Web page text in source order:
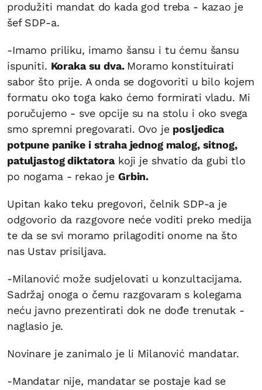
produžiti mandat do kada god treba - kazao je
šef SDP-a.
-Imamo priliku, imamo šansu i tu ćemu šansu
ispuniti. Koraka su dva. Moramo konstituirati
sabor što prije. A onda se dogovoriti u bilo kojem
formatu oko toga kako ćemo formirati vladu. Mi
poručujemo - sve opcije su na stolu i oko svega
smo spremni pregovarati. Ovo je posljedica
potpune panike i straha jednog malog, sitnog,
patuljastog diktatorakoji je shvatio da gubi tlo
po nogama - rekao je Grbin.
Upitan kako teku pregovori, čelnik SDP-a je
odgovorio da razgovore neće voditi preko medija
te da se svi moramo prilagoditi onome na što
nas Ustav prisiljava.
-Milanović može sudjelovati u konzultacijama.
Sadržaj onoga o čemu razgovaram s kolegama
neću javno prezentirati dok ne dođe trenutak -
naglasio je.
Novinare je zanimalo je li Milanović mandatar.
-Mandatar nije, mandatar se postaje kad se